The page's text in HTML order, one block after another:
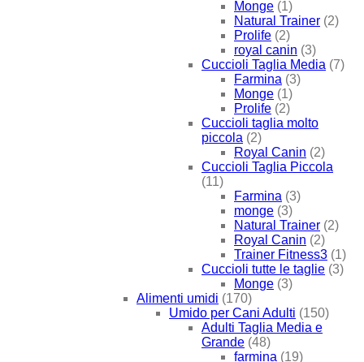
Monge (1)
Natural Trainer (2)
Prolife (2)
royal canin (3)
Cuccioli Taglia Media (7)
Farmina (3)
Monge (1)
Prolife (2)
Cuccioli taglia molto
piccola (2)
Royal Canin (2)
Cuccioli Taglia Piccola
(11)
Farmina (3)
monge (3)
Natural Trainer (2)
Royal Canin (2)
Trainer Fitness3 (1)
Cuccioli tutte le taglie (3)
Monge (3)
Alimenti umidi (170)
Umido per Cani Adulti (150)
Adulti Taglia Media e
Grande (48)
farmina (19)